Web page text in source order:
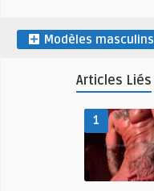
Modèles masculins
Articles Liés
1